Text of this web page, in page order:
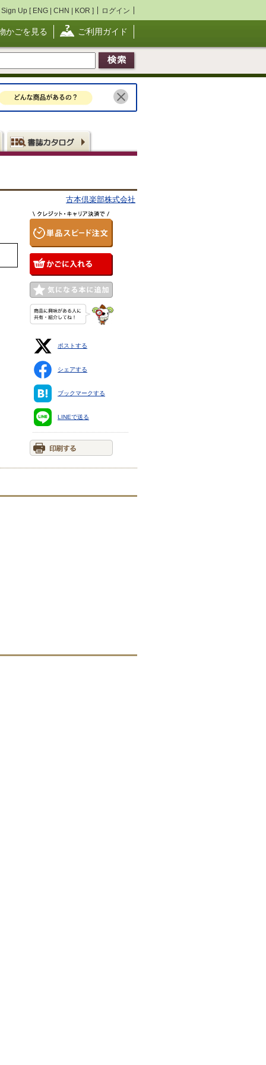
Sign Up [ ENG | CHN | KOR ] ログイン
かごを見る ご利用ガイド
古本倶楽部株式会社
ポストする
シェアする
ブックマークする
LINEで送る